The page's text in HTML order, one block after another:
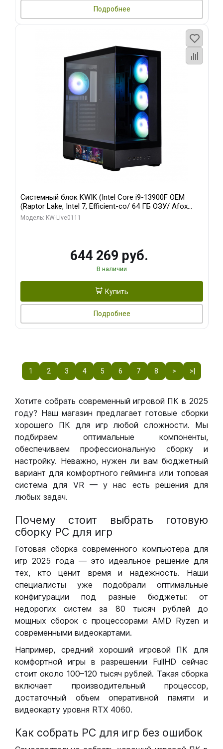
Подробнее
Системный блок KWIK (Intel Core i9-13900F OEM
(Raptor Lake, Intel 7, Efficient-co/ 64 ГБ ОЗУ/ Afox
RTX4090 24GB GDDR6X 384-Bit 3xDP HDMI ATX Turbo/
Модель: KW-Live0111
644 269 руб.
В наличии
Купить
Подробнее
1 2 3 4 5 6 7 8 > >|
Хотите собрать современный игровой ПК в 2025
году? Наш магазин предлагает готовые сборки
хорошего ПК для игр любой сложности. Мы
подбираем оптимальные компоненты,
обеспечиваем профессиональную сборку и
настройку. Неважно, нужен ли вам бюджетный
вариант для комфортного гейминга или топовая
система для VR — у нас есть решения для
любых задач.
Почему стоит выбрать готовую
сборку РС для игр
Готовая сборка современного компьютера для
игр 2025 года — это идеальное решение для
тех, кто ценит время и надежность. Наши
специалисты уже подобрали оптимальные
конфигурации под разные бюджеты: от
недорогих систем за 80 тысяч рублей до
мощных сборок с процессорами AMD Ryzen и
современными видеокартами.
Например, средний хороший игровой ПК для
комфортной игры в разрешении FullHD сейчас
стоит около 100–120 тысяч рублей. Такая сборка
включает производительный процессор,
достаточный объем оперативной памяти и
видеокарту уровня RTX 4060.
Как собрать РС для игр без ошибок